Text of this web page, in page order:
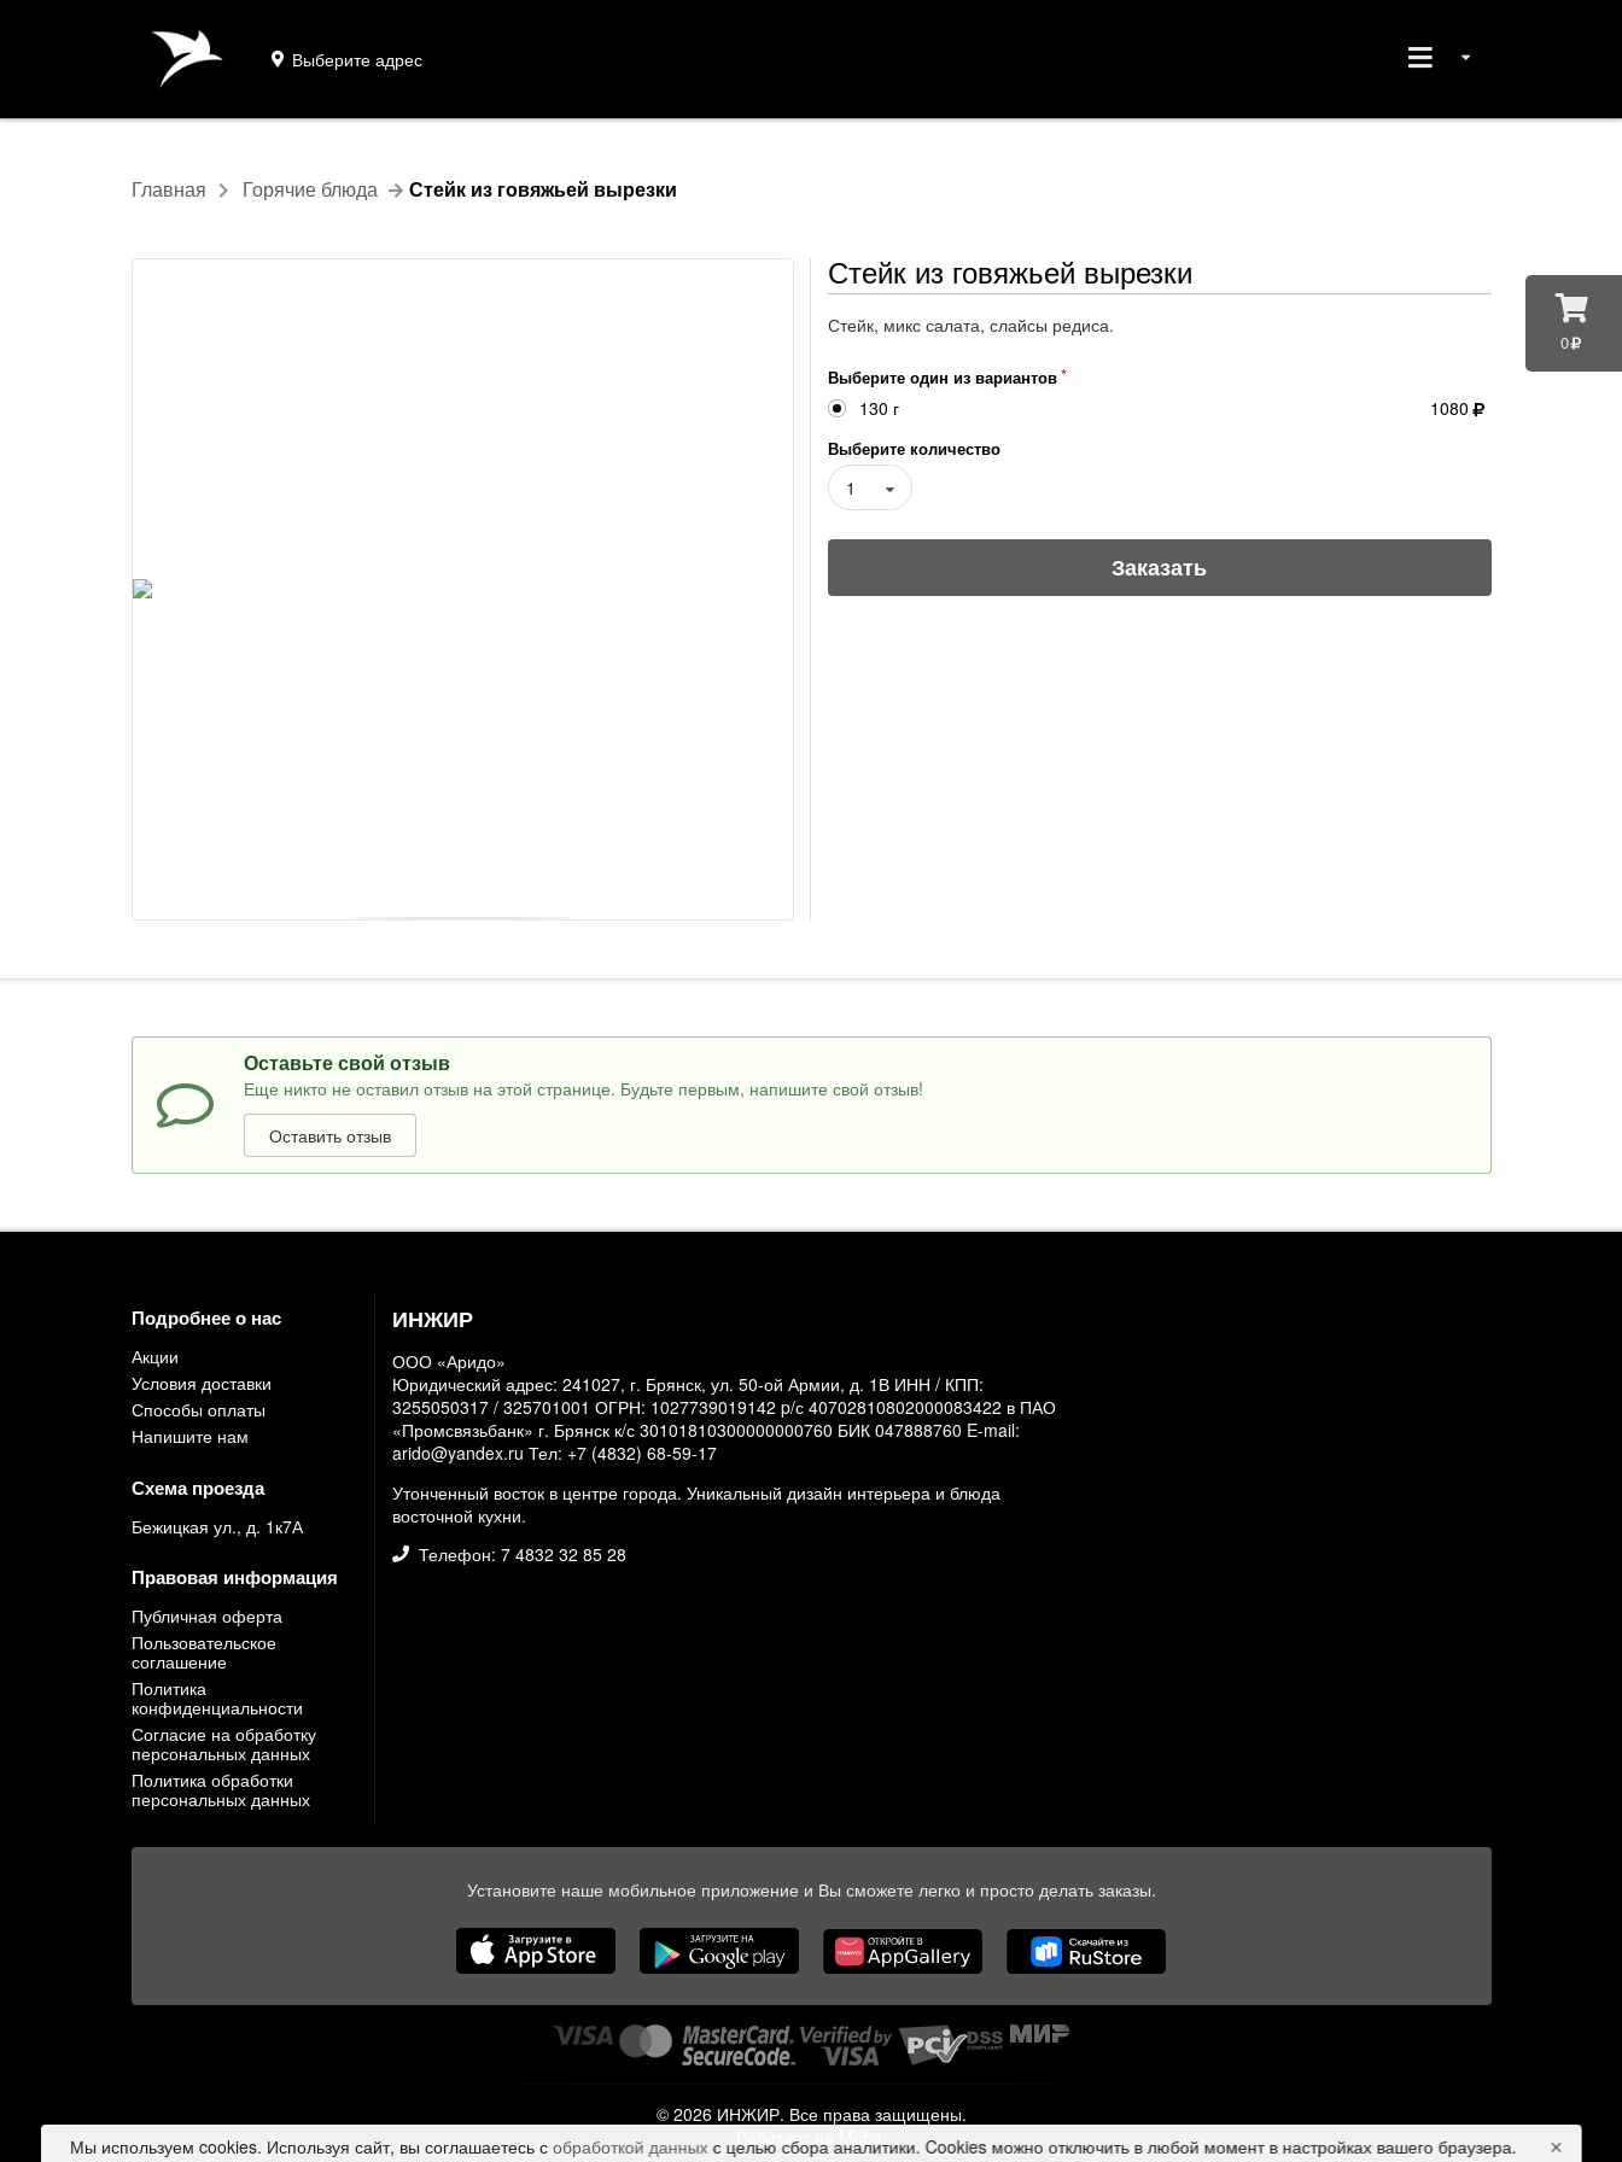
0
Выберите адрес
Главная Горячие блюда Стейк из говяжьей вырезки
Стейк из говяжьей вырезки
Стейк, микс салата, слайсы редиса.
Выберите один из вариантов
130 г 1080
Выберите количество
1
Заказать
Оставьте свой отзыв
Еще никто не оставил отзыв на этой странице. Будьте первым, напишите свой отзыв!
Оставить отзыв
Подробнее о нас
Акции
Условия доставки
Способы оплаты
Напишите нам
Схема проезда
Бежицкая ул., д. 1к7А
Правовая информация
Публичная оферта
Пользовательское
соглашение
Политика
конфиденциальности
Согласие на обработку
персональных данных
Политика обработки
персональных данных
ИНЖИР
ООО «Аридо»
Юридический адрес: 241027, г. Брянск, ул. 50-ой Армии, д. 1В ИНН / КПП:
3255050317 / 325701001 ОГРН: 1027739019142 p/с 40702810802000083422 в ПАО
«Промсвязьбанк» г. Брянск к/с 30101810300000000760 БИК 047888760 E-mail:
arido@yandex.ru Тел: +7 (4832) 68-59-17
Утонченный восток в центре города. Уникальный дизайн интерьера и блюда
восточной кухни.
Телефон: 7 4832 32 85 28
Установите наше мобильное приложение и Вы сможете легко и просто делать заказы.
© 2026 ИНЖИР. Все права защищены.
Работает на Moba.
Мы используем cookies. Используя сайт, вы соглашаетесь с обработкой данныхс целью сбора аналитики. Cookies можно отключить в любой момент в настройках вашего браузера. ✕